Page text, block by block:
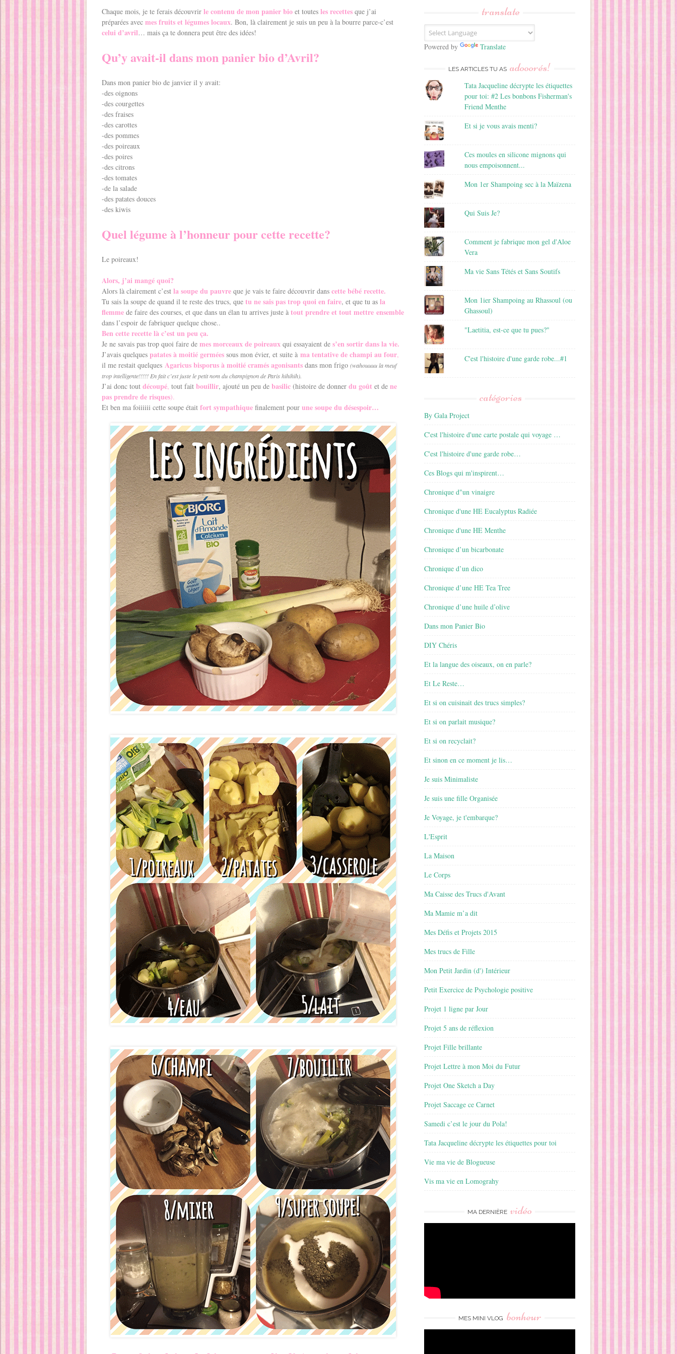
Chaque mois, je te ferais découvrir le contenu de mon panier bio et toutes les recettes que j’ai
préparées avec mes fruits et légumes locaux. Bon, là clairement je suis un peu à la bourre parce-c’est
celui d’avril… mais ça te donnera peut être des idées!
Qu’y avait-il dans mon panier bio d’Avril?
Dans mon panier bio de janvier il y avait:
-des oignons
-des courgettes
-des fraises
-des carottes
-des pommes
-des poireaux
-des poires
-des citrons
-des tomates
-de la salade
-des patates douces
-des kiwis
Quel légume à l’honneur pour cette recette?
Le poireaux!
Alors, j’ai mangé quoi?
Alors là clairement c’est la soupe du pauvre que je vais te faire découvrir dans cette bébé recette.
Tu sais la soupe de quand il te reste des trucs, que tu ne sais pas trop quoi en faire, et que tu as la
flemme de faire des courses, et que dans un élan tu arrives juste à tout prendre et tout mettre ensemble
dans l’espoir de fabriquer quelque chose..
Ben cette recette là c’est un peu ça.
Je ne savais pas trop quoi faire de mes morceaux de poireaux qui essayaient de s’en sortir dans la vie.
J’avais quelques patates à moitié germées sous mon évier, et suite à ma tentative de champi au four,
il me restait quelques Agaricus bisporus à moitié cramés agonisants dans mon frigo (wahouuuu la meuf
trop intelligente!!!!! En fait c’est juste le petit nom du champignon de Paris hihihih).
J’ai donc tout découpé, tout fait bouillir, ajouté un peu de basilic (histoire de donner du goût et de ne
pas prendre de risques).
Et ben ma foiiiiii cette soupe était fort sympathique finalement pour une soupe du désespoir…
E
m
a
translate
Powered by Translate
LES ARTICLES TU AS adooorés!
Tata Jacqueline décrypte les étiquettes
pour toi: #2 Les bonbons Fisherman's
Friend Menthe
Et si je vous avais menti?
Ces moules en silicone mignons qui
nous empoisonnent...
Mon 1er Shampoing sec à la Maïzena
Qui Suis Je?
Comment je fabrique mon gel d'Aloe
Vera
Ma vie Sans Tétés et Sans Soutifs
Mon 1ier Shampoing au Rhassoul (ou
Ghassoul)
"Laetitia, est-ce que tu pues?"
C'est l'histoire d'une garde robe...#1
catégories
By Gala Project
C'est l'histoire d'une carte postale qui voyage …
C'est l'histoire d'une garde robe…
Ces Blogs qui m'inspirent…
Chronique d"un vinaigre
Chronique d'une HE Eucalyptus Radiée
Chronique d'une HE Menthe
Chronique d’un bicarbonate
Chronique d’un dico
Chronique d’une HE Tea Tree
Chronique d’une huile d’olive
Dans mon Panier Bio
DIY Chéris
Et la langue des oiseaux, on en parle?
Et Le Reste…
Et si on cuisinait des trucs simples?
Et si on parlait musique?
Et si on recyclait?
Et sinon en ce moment je lis…
Je suis Minimaliste
Je suis une fille Organisée
Je Voyage, je t'embarque?
L'Esprit
La Maison
Le Corps
Ma Caisse des Trucs d'Avant
Ma Mamie m’a dit
Mes Défis et Projets 2015
Mes trucs de Fille
Mon Petit Jardin (d') Intérieur
Petit Exercice de Psychologie positive
Projet 1 ligne par Jour
Projet 5 ans de réflexion
Projet Fille brillante
Projet Lettre à mon Moi du Futur
Projet One Sketch a Day
Projet Saccage ce Carnet
Samedi c’est le jour du Pola!
Tata Jacqueline décrypte les étiquettes pour toi
Vie ma vie de Blogueuse
Vis ma vie en Lomograhy
MA DERNIÈRE vidéo
MES MINI VLOG bonheur